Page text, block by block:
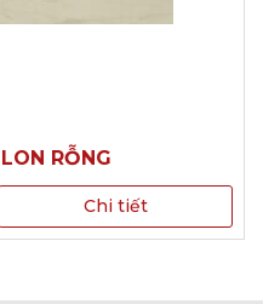
RỖNG
Chi tiết